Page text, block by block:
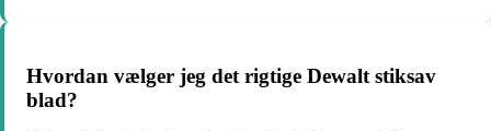
Hvordan vælger jeg det rigtige Dewalt stiksav
blad?